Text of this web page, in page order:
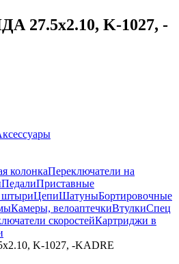
27.5x2.10, K-1027, -
колонкаПереключатели на
ПедалиПриставные
штыриЦепиШатуныБортировочные
Камеры, велоаптечкиВтулкиСпец
скоростейКартриджи в
K-1027, -KADRE